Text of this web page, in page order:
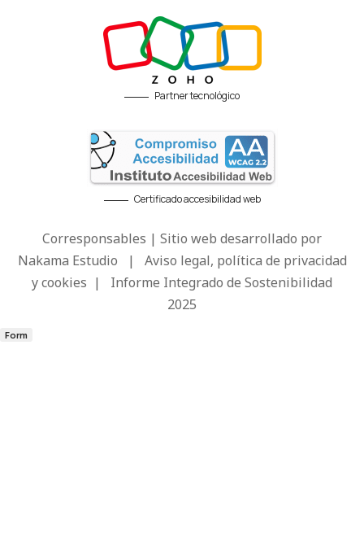
Partner tecnológico
Certificado accesibilidad web
Corresponsables | Sitio web desarrollado por
Nakama Estudio | Aviso legal, política de privacidad
y cookies | Informe Integrado de Sostenibilidad
2025
Form